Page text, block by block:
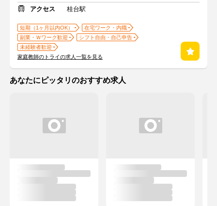
アクセス
桂台駅
短期（1ヶ月以内OK）
在宅ワーク・内職
副業・Ｗワーク歓迎
シフト自由・自己申告
未経験者歓迎
家庭教師のトライの求人一覧を見る
あなたにピッタリのおすすめ求人